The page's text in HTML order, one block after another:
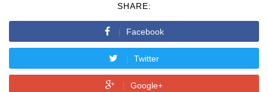
SHARE:
Facebook
Twitter
Google+